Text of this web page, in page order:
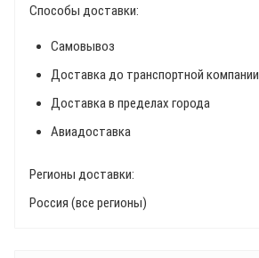
Способы доставки:
Самовывоз
Доставка до транспортной компании
Доставка в пределах города
Авиадоставка
Регионы доставки:
Россия (все регионы)